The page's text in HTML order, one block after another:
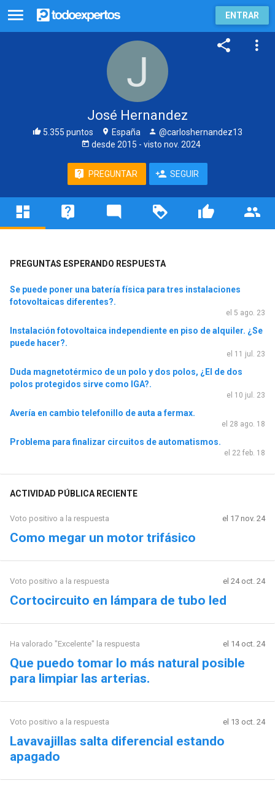
ENTRAR
José Hernandez
5.355 puntos España
@carloshernandez13
desde 2015 - visto nov. 2024
PREGUNTAR SEGUIR
PREGUNTAS ESPERANDO RESPUESTA
Se puede poner una batería física para tres instalaciones
fotovoltaicas diferentes?.
el 5 ago. 23
Instalación fotovoltaica independiente en piso de alquiler. ¿Se
puede hacer?.
el 11 jul. 23
Duda magnetotérmico de un polo y dos polos, ¿El de dos
polos protegidos sirve como IGA?.
el 10 jul. 23
Avería en cambio telefonillo de auta a fermax.
el 28 ago. 18
Problema para finalizar circuitos de automatismos.
el 22 feb. 18
ACTIVIDAD PÚBLICA RECIENTE
Voto positivo a la respuesta el 17 nov. 24
Como megar un motor trifásico
Voto positivo a la respuesta el 24 oct. 24
Cortocircuito en lámpara de tubo led
Ha valorado "Excelente" la respuesta el 14 oct. 24
Que puedo tomar lo más natural posible
para limpiar las arterias.
Voto positivo a la respuesta el 13 oct. 24
Lavavajillas salta diferencial estando
apagado